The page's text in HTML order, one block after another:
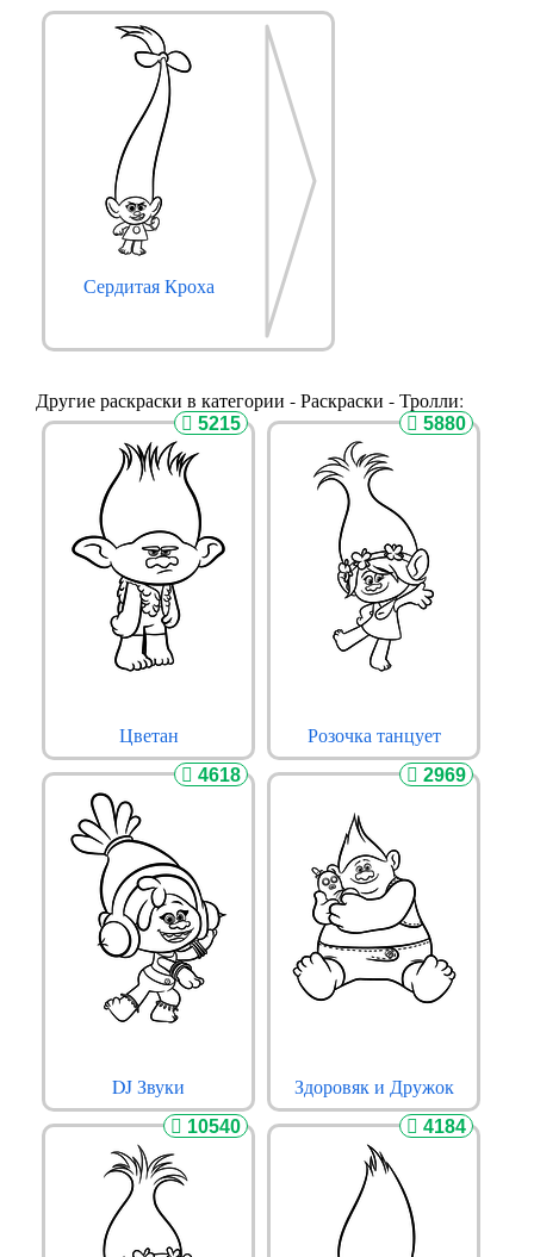
Сердитая Кроха
Другие раскраски в категории - Раскраски - Тролли:
5215
Цветан
5880
Розочка танцует
4618
DJ Звуки
2969
Здоровяк и Дружок
10540 4184